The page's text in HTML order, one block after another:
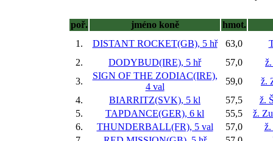
poř. jméno koně
hmot.
1.
DISTANT ROCKET(GB), 5 hř 63,0
2.
DODYBUD(IRE), 5 hř 57,0
3.
SIGN OF THE ZODIAC(IRE),
4 val
59,0
ž.
4.
BIARRITZ(SVK), 5 kl 57,5
ž.
5.
TAPDANCE(GER), 6 kl 55,5
ž.
6.
THUNDERBALL(FR), 5 val 57,0
ž.